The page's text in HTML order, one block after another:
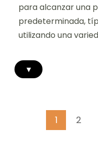
para alcanzar una
predeterminada,
utilizando una
▾
Page
1 Page
2